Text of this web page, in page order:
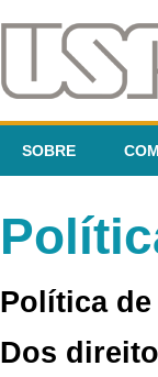
SOBRE
Política de
Dos